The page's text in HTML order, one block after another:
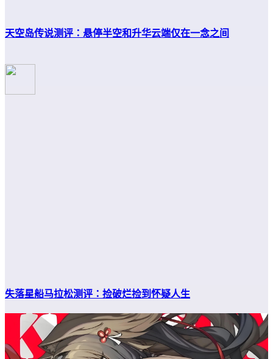
天空岛传说测评：悬停半空和升华云端仅在一念之间
失落星船马拉松测评：捡破烂捡到怀疑人生